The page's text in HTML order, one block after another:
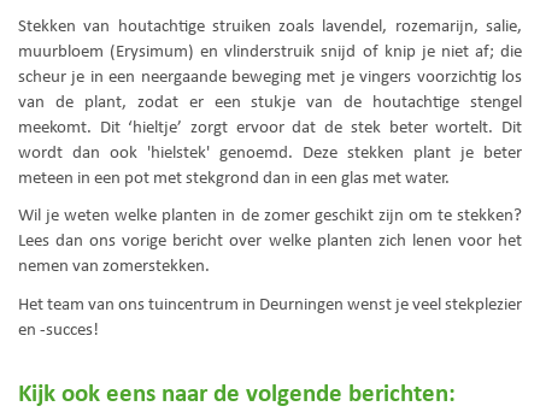
Stekken van houtachtige struiken zoals lavendel, rozemarijn, salie,
muurbloem (Erysimum) en vlinderstruik snijd of knip je niet af; die
scheur je in een neergaande beweging met je vingers voorzichtig los
van de plant, zodat er een stukje van de houtachtige stengel
meekomt. Dit ‘hieltje’ zorgt ervoor dat de stek beter wortelt. Dit
wordt dan ook 'hielstek' genoemd. Deze stekken plant je beter
meteen in een pot met stekgrond dan in een glas met water.
Wil je weten welke planten in de zomer geschikt zijn om te stekken?
Lees dan ons vorige bericht over welke planten zich lenen voor het
nemen van zomerstekken.
Het team van ons tuincentrum in Deurningen wenst je veel stekplezier
en -succes!
Kijk ook eens naar de volgende berichten: